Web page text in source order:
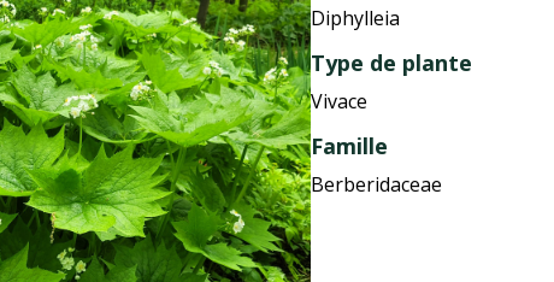
Diphylleia
Type de plante
Vivace
Famille
Berberidaceae